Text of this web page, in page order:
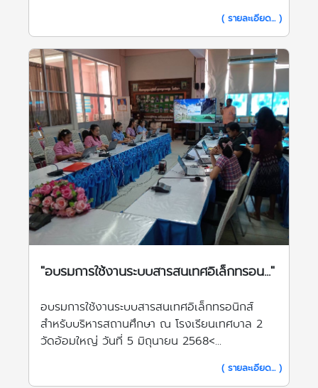
( รายละเอียด... )
"อบรมการใช้งานระบบสารสนเทศอิเล็กทรอน..."
อบรมการใช้งานระบบสารสนเทศอิเล็กทรอนิกส์
สำหรับบริหารสถานศึกษา ณ โรงเรียนเทศบาล 2
วัดอ้อมใหญ่ วันที่ 5 มิถุนายน 2568<...
( รายละเอียด... )